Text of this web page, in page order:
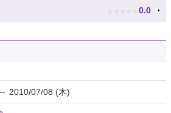
★ ★ ★ ★ ★ 0.0
2010/07/08 (木)